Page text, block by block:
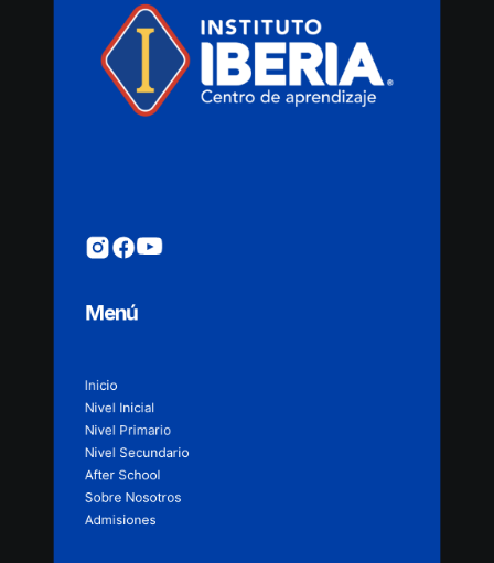
Menú
Inicio
Nivel Inicial
Nivel Primario
Nivel Secundario
After School
Sobre Nosotros
Admisiones